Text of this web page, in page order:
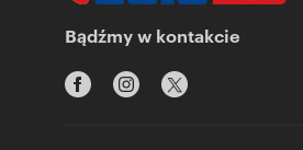
Bądźmy w kontakcie